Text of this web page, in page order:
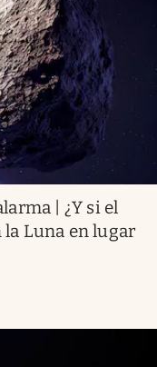
| ¿Y si el
la Luna en lugar